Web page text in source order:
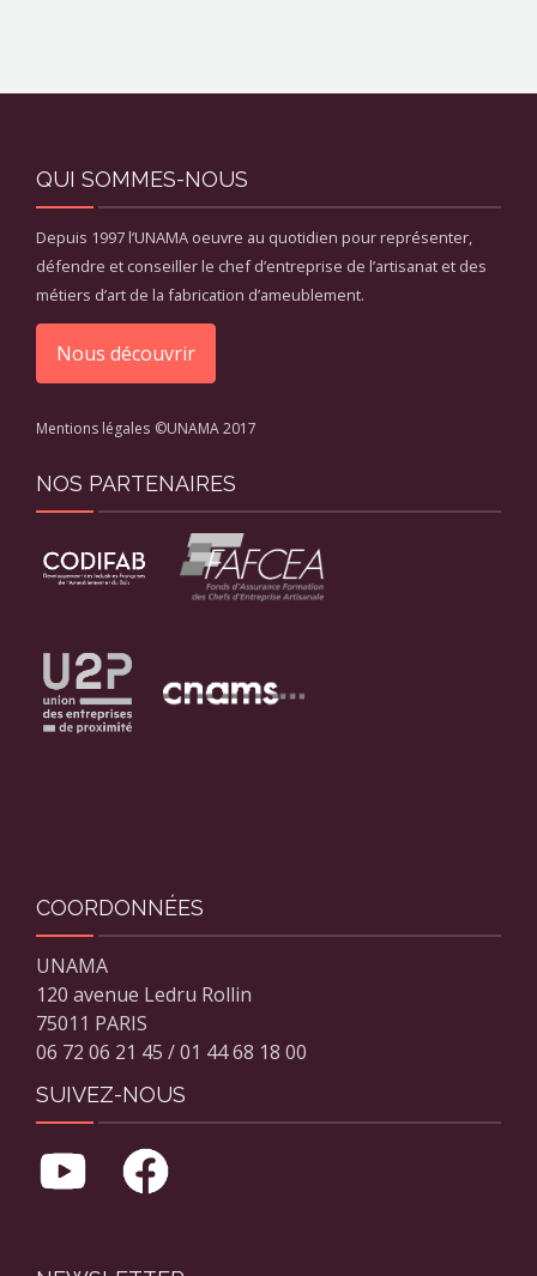
QUI SOMMES-NOUS
Depuis 1997 l’UNAMA oeuvre au quotidien pour représenter,
défendre et conseiller le chef d’entreprise de l’artisanat et des
métiers d’art de la fabrication d’ameublement.
Nous découvrir
Mentions légales ©UNAMA 2017
NOS PARTENAIRES
COORDONNÉES
UNAMA
120 avenue Ledru Rollin
75011 PARIS
06 72 06 21 45 / 01 44 68 18 00
SUIVEZ-NOUS